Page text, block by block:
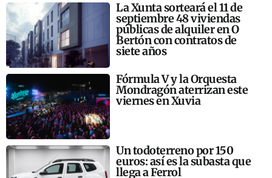
La Xunta sorteará el 11 de
septiembre 48 viviendas
públicas de alquiler en O
Bertón con contratos de
siete años
Fórmula V y la Orquesta
Mondragón aterrizan este
viernes en Xuvia
Un todoterreno por 150
euros: así es la subasta que
llega a Ferrol